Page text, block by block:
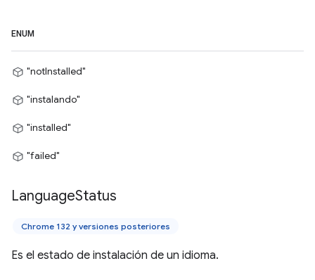
ENUM
"notInstalled"
"instalando"
"installed"
"failed"
LanguageStatus
Chrome 132 y versiones posteriores
Es el estado de instalación de un idioma.